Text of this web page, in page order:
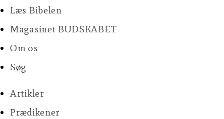
Læs Bibelen
Magasinet BUDSKABET
Om os
Søg
Artikler
Prædikener